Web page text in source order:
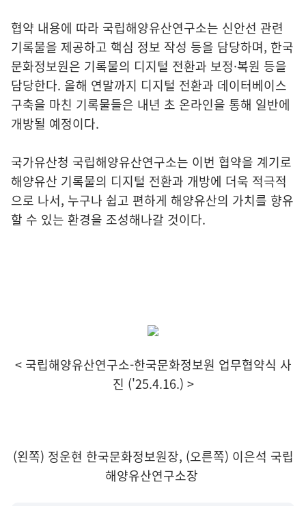
협약 내용에 따라 국립해양유산연구소는 신안선 관련
기록물을 제공하고 핵심 정보 작성 등을 담당하며, 한국
문화정보원은 기록물의 디지털 전환과 보정·복원 등을
담당한다. 올해 연말까지 디지털 전환과 데이터베이스
구축을 마친 기록물들은 내년 초 온라인을 통해 일반에
개방될 예정이다.
국가유산청 국립해양유산연구소는 이번 협약을 계기로
해양유산 기록물의 디지털 전환과 개방에 더욱 적극적
으로 나서, 누구나 쉽고 편하게 해양유산의 가치를 향유
할 수 있는 환경을 조성해나갈 것이다.
< 국립해양유산연구소-한국문화정보원 업무협약식 사
진 ('25.4.16.) >
(왼쪽) 정운현 한국문화정보원장, (오른쪽) 이은석 국립
해양유산연구소장